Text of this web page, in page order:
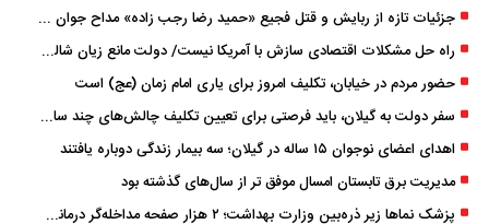
جزئیات تازه از ربایش و قتل فجیع «حمید رضا رجب زاده» مداح جوان تهرانی؛ ۴ متهم بازداشت شدند
راه حل مشکلات اقتصادی سازش با آمریکا نیست/ دولت مانع زیان شالیکاران شود
حضور مردم در خیابان، تکلیف امروز برای یاری امام زمان (عج) است
سفر دولت به گیلان، باید فرصتی برای تعیین تکلیف چالش‌های چند ساله استان باشد
اهدای اعضای نوجوان ۱۵ ساله در گیلان؛ سه بیمار زندگی دوباره یافتند
مدیریت برق تابستان امسال موفق ‌تر از سال‌های گذشته بود
پزشک ‌نماها زیر ذره‌بین وزارت بهداشت؛ ۲ هزار صفحه مداخله‌گر درمانی مسدود شد